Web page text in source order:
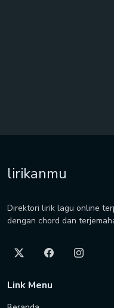
lirikanmu
Direktori lirik lagu online
dengan chord dan
Link Menu